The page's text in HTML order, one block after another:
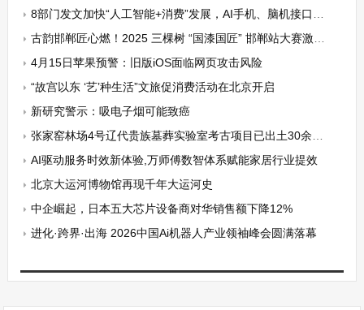
8部门发文加快“人工智能+消费”发展，AI手机、脑机接口、机器人等被划重点
古韵邯郸匠心燃！2025 三棵树 “国漆国匠” 邯郸站大赛激情开赛
4月15日苹果预警：旧版iOS面临网页攻击风险
“故宫以东 ‘艺’种生活”文旅促消费活动在北京开启
新研究警示：吸电子烟可能致癌
张家窑林场4号辽代贵族墓葬实验室考古项目已出土30余件文物
AI驱动服务时效新体验,万师傅数智体系赋能家居行业提效
北京大运河博物馆再现千年大运河史
中企崛起，日本五大芯片设备商对华销售额下降12%
进化·跨界·出海 2026中国Ai机器人产业领袖峰会圆满落幕